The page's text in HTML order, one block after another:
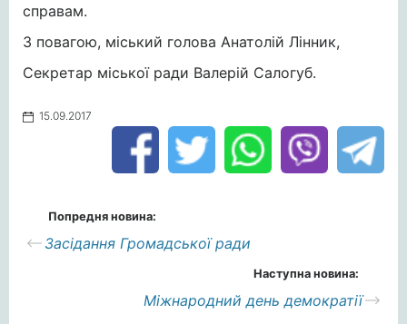
справам.
З повагою, міський голова Анатолій Лінник,
Секретар міської ради Валерій Салогуб.
15.09.2017
Попредня новина:
Засідання Громадської ради
Наступна новина:
Міжнародний день демократії